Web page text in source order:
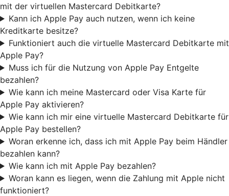
mit der virtuellen Mastercard Debitkarte?
Kann ich Apple Pay auch nutzen, wenn ich keine
Kreditkarte besitze?
Funktioniert auch die virtuelle Mastercard Debitkarte mit
Apple Pay?
Muss ich für die Nutzung von Apple Pay Entgelte
bezahlen?
Wie kann ich meine Mastercard oder Visa Karte für
Apple Pay aktivieren?
Wie kann ich mir eine virtuelle Mastercard Debitkarte für
Apple Pay bestellen?
Woran erkenne ich, dass ich mit Apple Pay beim Händler
bezahlen kann?
Wie kann ich mit Apple Pay bezahlen?
Woran kann es liegen, wenn die Zahlung mit Apple nicht
funktioniert?